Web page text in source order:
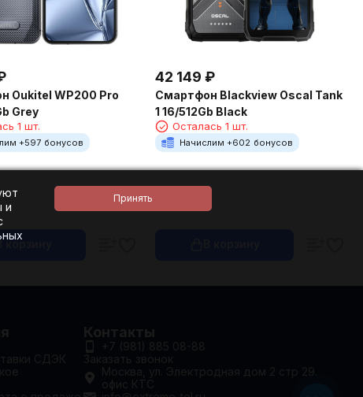
Oukitel WP200 Pro
Grey
1 шт.
+597 бонусов
корзину
42 149 ₽
Смартфон Blackview Oscal Tank
1 16/512Gb Black
Осталась 1 шт.
Начислим +602 бонусов
и